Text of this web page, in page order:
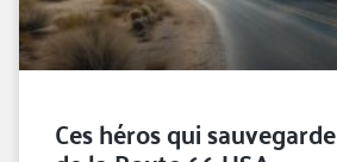
Ces héros qui